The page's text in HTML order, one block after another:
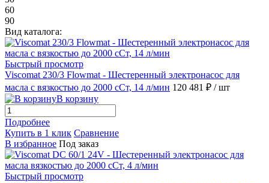
60
90
Вид каталога:
Быстрый просмотр
Viscomat 230/3 Flowmat - Шестеренный электронасос для
масла с вязкостью до 2000 сСт, 14 л/мин 120 481 ₽ / шт
В корзину
Подробнее
Купить в 1 клик Сравнение
В избранное Под заказ
Быстрый просмотр